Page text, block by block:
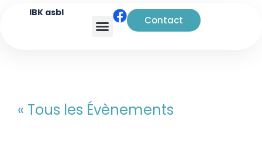
IBK asbl
Contact
« Tous les Évènements